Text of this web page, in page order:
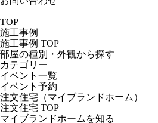
TOP
施工事例
施工事例 TOP
部屋の種別・外観から探す
カテゴリー
イベント一覧
イベント予約
注文住宅（マイブランドホーム）
注文住宅 TOP
マイブランドホームを知る